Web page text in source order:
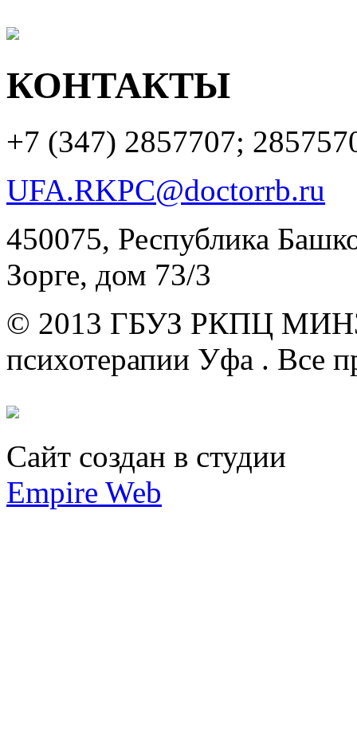
КОНТАКТЫ
+7 (347) 2857707;
UFA.RKPC@doctorrb.ru
450075, Республика
Зорге, дом 73/3
© 2013 ГБУЗ РКПЦ
психотерапии Уфа . Все
Сайт создан в студии
Empire Web